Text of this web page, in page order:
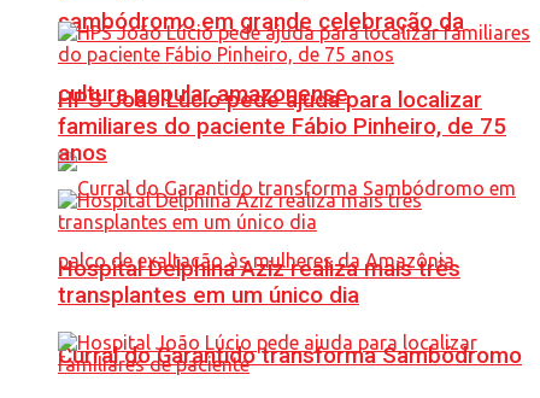
sambódromo em grande celebração da
cultura popular amazonense
Curral do Garantido transforma Sambódromo
HPS João Lúcio pede ajuda para localizar
familiares do paciente Fábio Pinheiro, de 75
anos
Hospital Delphina Aziz realiza mais três
transplantes em um único dia